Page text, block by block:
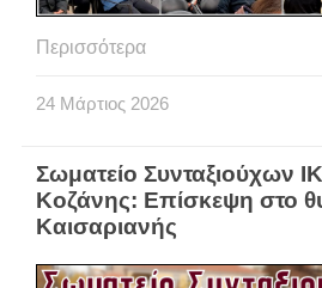
Περισσότερα
24 Μάρτιος 2026
Σωματείο Συνταξιούχων
Κοζάνης: Επίσκεψη στο
Καισαριανής